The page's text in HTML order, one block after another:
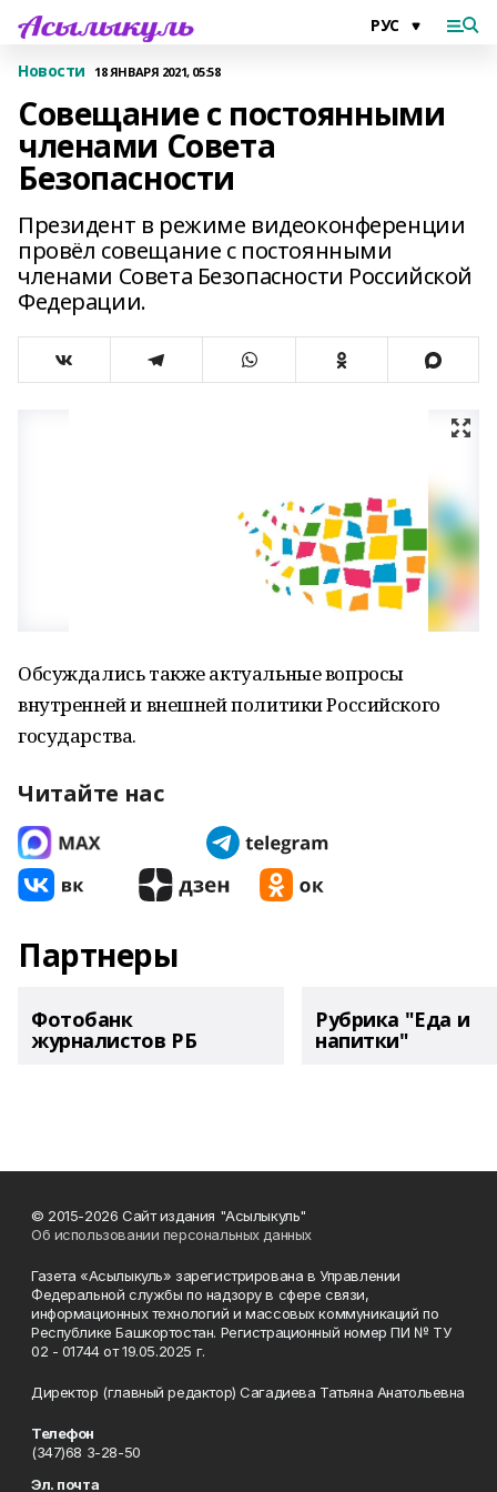
Новости 18 ЯНВАРЯ 2021, 05:58
Совещание с постоянными
членами Совета
Безопасности
Президент в режиме видеоконференции
провёл совещание с постоянными
членами Совета Безопасности Российской
Федерации.
Обсуждались также актуальные вопросы
внутренней и внешней политики Российского
государства.
Читайте нас
Партнеры
Фотобанк
журналистов РБ
Рубрика "Еда и
напитки"
© 2015-2026 Сайт издания "Асылыкуль"
Об использовании персональных данных
Газета «Асылыкуль» зарегистрирована в Управлении
Федеральной службы по надзору в сфере связи,
информационных технологий и массовых коммуникаций по
Республике Башкортостан. Регистрационный номер ПИ № ТУ
02 - 01744 от 19.05.2025 г.
Директор (главный редактор) Сагадиева Татьяна Анатольевна
Телефон
(347)68 3-28-50
Эл. почта